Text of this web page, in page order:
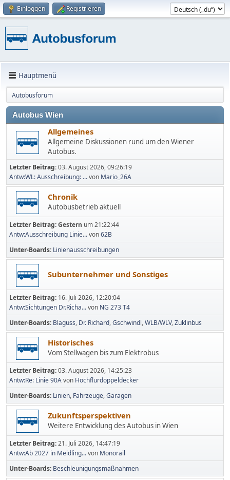
Einloggen Registrieren
Hauptmenü
Autobusforum
Autobus Wien
Allgemeines
Allgemeine Diskussionen rund um den Wiener
Autobus.
Letzter Beitrag:03. August 2026, 09:26:19
Antw:WL: Ausschreibung: ...von Mario_26A
Chronik
Autobusbetrieb aktuell
Letzter Beitrag:Gestern um 21:22:44
Antw:Ausschreibung Linie...von62B
Unter-Boards Linienausschreibungen
Subunternehmer und Sonstiges
Letzter Beitrag: 16. Juli 2026, 12:20:04
Antw:Sichtungen Dr.Richa...von NG 273 T4
Unter-Boards Blaguss Dr. Richard Gschwindl WLB/WLV Zuklinbus
Historisches
Vom Stellwagen bis zum Elektrobus
Letzter Beitrag:03. August 2026, 14:25:23
Antw:Re: Linie 90Avon Hochflurdoppeldecker
Unter-Boards Linien Fahrzeuge Garagen
Zukunftsperspektiven
Weitere Entwicklung des Autobus in Wien
Letzter Beitrag:21. Juli 2026, 14:47:19
Antw:Ab 2027 in Meidling...von Monorail
Unter-Boards Beschleunigungsmaßnahmen